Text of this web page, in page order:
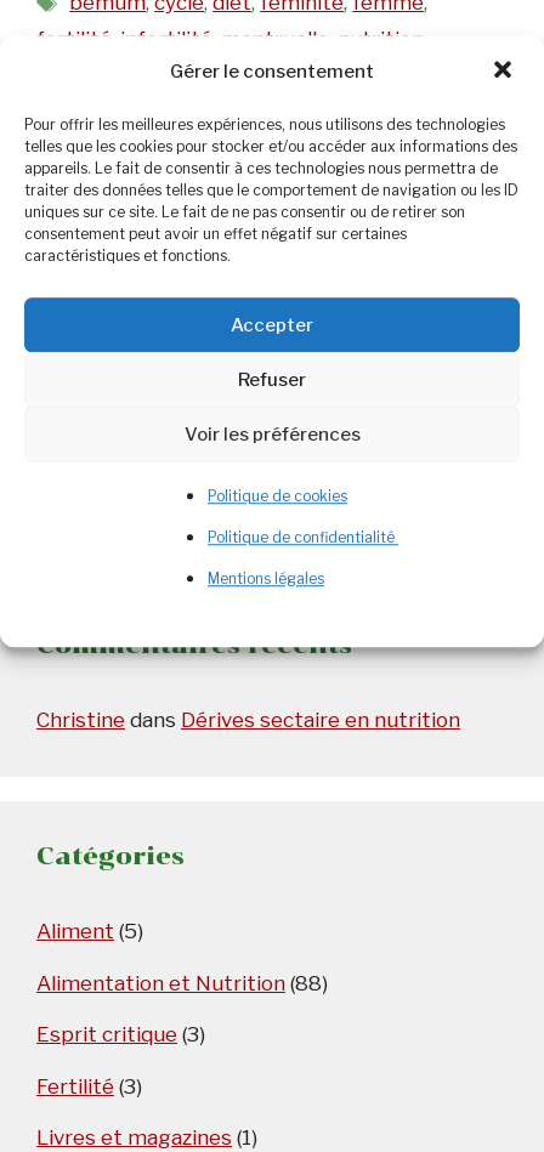
Gérer le consentement
Pour offrir les meilleures expériences, nous utilisons des technologies
telles que les cookies pour stocker et/ou accéder aux informations des
appareils. Le fait de consentir à ces technologies nous permettra de
traiter des données telles que le comportement de navigation ou les ID
uniques sur ce site. Le fait de ne pas consentir ou de retirer son
consentement peut avoir un effet négatif sur certaines
caractéristiques et fonctions.
Accepter
Refuser
Voir les préférences
Politique de cookies
Politique de confidentialité
Mentions légales
fertilité infertilité mentruelle nutrition
Laisser un commentaire
passionnée, je partage ici une diététique
engagée & bienveillante.
Commentaires récents
Christine dans Dérives sectaire en nutrition
Catégories
Aliment (5)
Alimentation et Nutrition (88)
Esprit critique (3)
Fertilité (3)
Livres et magazines (1)